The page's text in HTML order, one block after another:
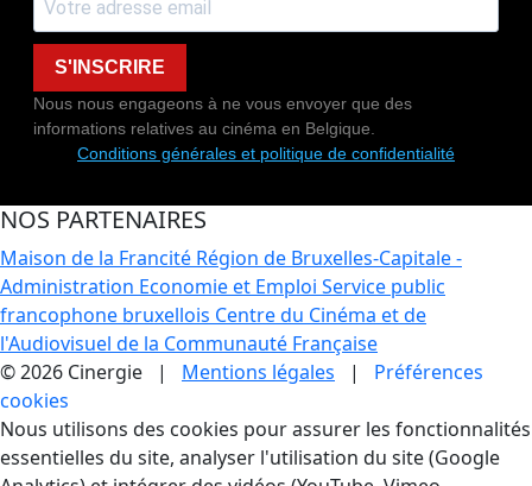
S'INSCRIRE
Nous nous engageons à ne vous envoyer que des
informations relatives au cinéma en Belgique.
Conditions générales et politique de confidentialité
NOS PARTENAIRES
Maison de la Francité Région de Bruxelles-Capitale -
Administration Economie et Emploi Service public
francophone bruxellois Centre du Cinéma et de
l'Audiovisuel de la Communauté Française
© 2026 Cinergie | Mentions légales | Préférences
cookies
Gestion des Cookies
Nous utilisons des cookies pour assurer les fonctionnalités
essentielles du site, analyser l'utilisation du site (Google